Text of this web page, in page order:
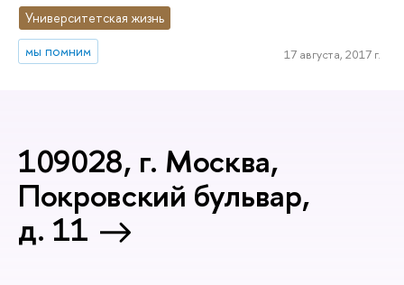
Университетская жизнь
мы помним
17 августа, 2017 г.
109028, г. Москва,
Покровский бульвар,
д. 11